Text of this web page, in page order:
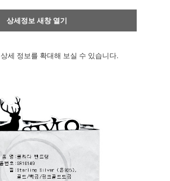
상세정보 새창 열기
상세 정보를 확대해 보실 수 있습니다.